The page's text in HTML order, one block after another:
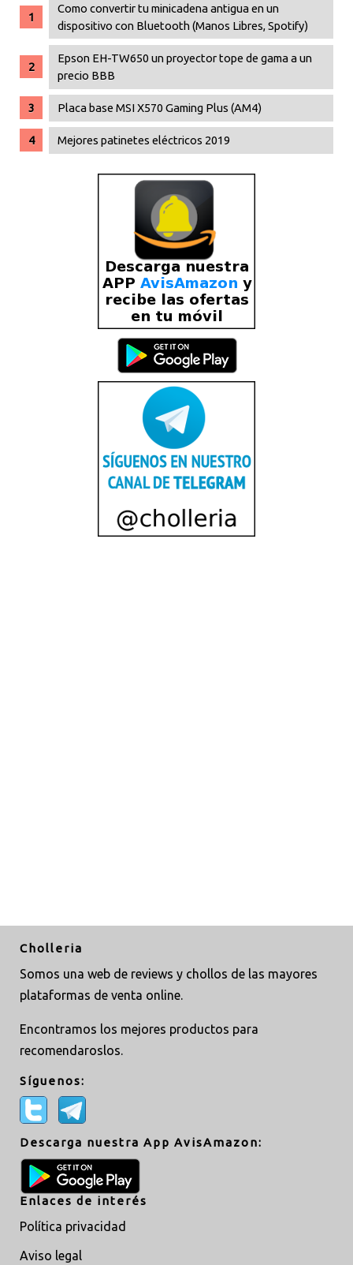
Como convertir tu minicadena antigua en un
dispositivo con Bluetooth (Manos Libres, Spotify)
Epson EH-TW650 un proyector tope de gama a un
precio BBB
Placa base MSI X570 Gaming Plus (AM4)
Mejores patinetes eléctricos 2019
Cholleria
Somos una web de reviews y chollos de las mayores
plataformas de venta online.
Encontramos los mejores productos para
recomendaroslos.
Síguenos:
Descarga nuestra App AvisAmazon:
Enlaces de interés
Política privacidad
Aviso legal